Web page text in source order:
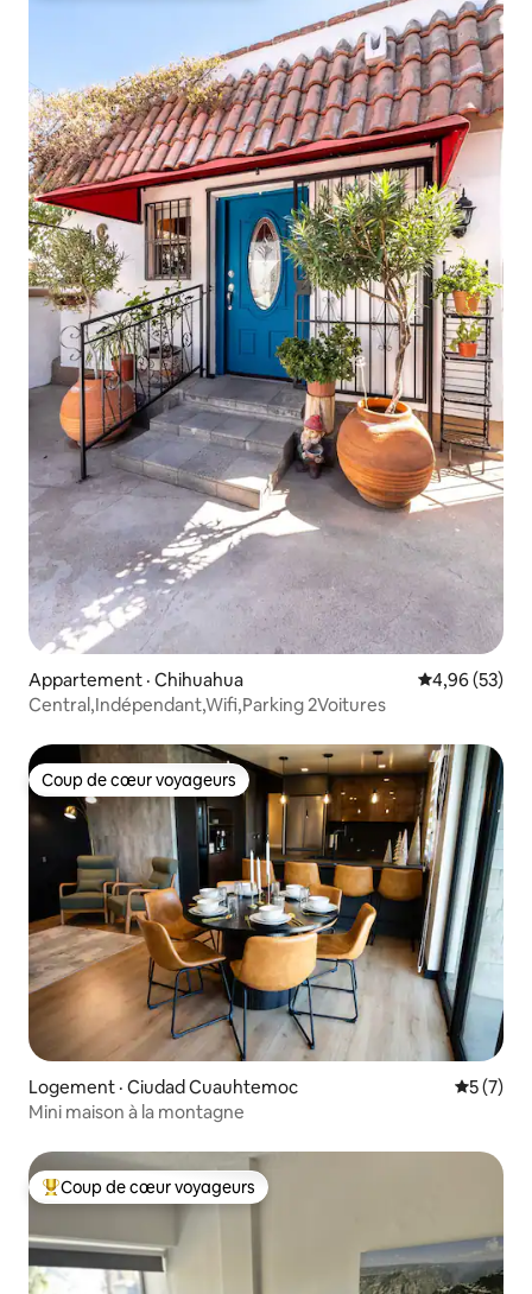
Appartement · Chihuahua Note
4,96 (53)
Central,Indépendant,Wifi,Parking 2Voitures
Coup de cœur voyageurs
Coup de cœur voyageurs
Logement · Ciudad Cuauhtemoc Note
5 (7)
Mini maison à la montagne
Coup de cœur voyageurs parmi les plus aimés
Coup de cœur voyageurs